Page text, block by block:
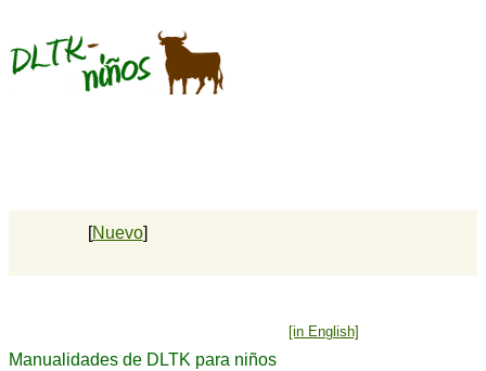
[Nuevo]
[in English]
Manualidades de DLTK para niños